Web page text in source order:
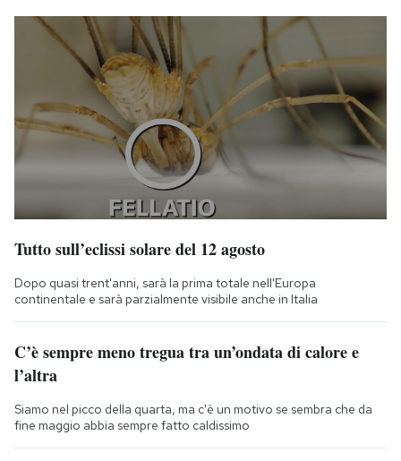
Tutto sull’eclissi solare del 12 agosto
Dopo quasi trent'anni, sarà la prima totale nell'Europa
continentale e sarà parzialmente visibile anche in Italia
C’è sempre meno tregua tra un’ondata di calore e
l’altra
Siamo nel picco della quarta, ma c'è un motivo se sembra che da
fine maggio abbia sempre fatto caldissimo